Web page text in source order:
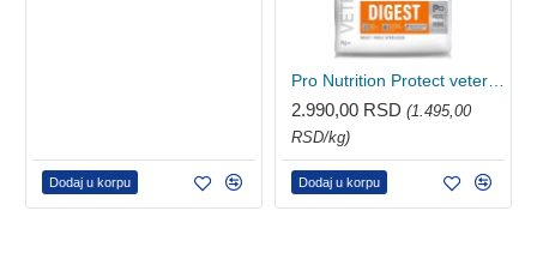
Dodaj u korpu
2.990,00 RSD (1.495,00
RSD/kg)
Dodaj u korpu